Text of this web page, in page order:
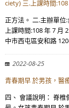
ciety) 三.上課時間
正方法。 二.主辦單位
上課時間:108 年 7 月
中市西屯區安和路
2022-08-25
青春期早 於男孩，醫
四、 會議說明： 脊